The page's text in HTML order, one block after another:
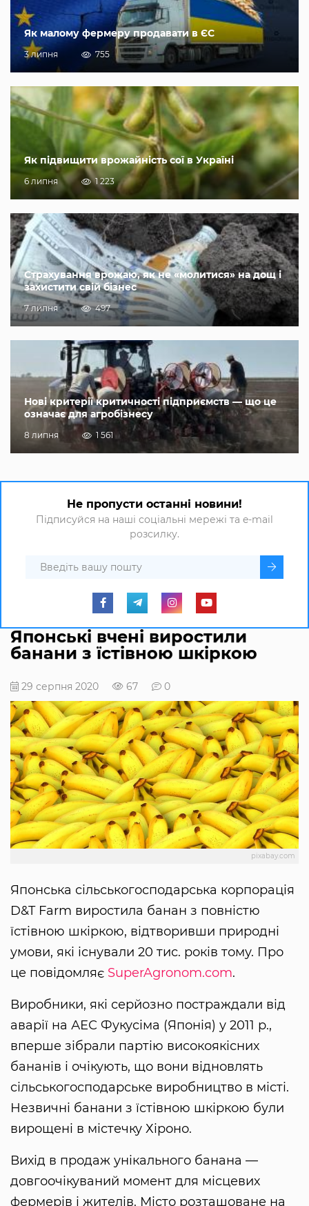
Як малому фермеру продавати в ЄС
3 липня 755
Як підвищити врожайність сої в Україні
6 липня 1 223
Страхування врожаю, як не «молитися» на дощ і
захистити свій бізнес
7 липня 497
Нові критерії критичності підприємств — що це
означає для агробізнесу
8 липня 1 561
Не пропусти останні новини!
Підписуйся на наші соціальні мережі та e-mail
розсилку.
Японські вчені виростили
банани з їстівною шкіркою
29 серпня 2020 67 0
pixabay.com
Японська сільськогосподарська корпорація
D&T Farm виростила банан з повністю
їстівною шкіркою, відтворивши природні
умови, які існували 20 тис. років тому. Про
це повідомляє SuperAgronom.com.
Виробники, які серйозно постраждали від
аварії на АЕС Фукусіма (Японія) у 2011 р.,
вперше зібрали партію високоякісних
бананів і очікують, що вони відновлять
сільськогосподарське виробництво в місті.
Незвичні банани з їстівною шкіркою були
вирощені в містечку Хіроно.
Вихід в продаж унікального банана —
довгоочікуваний момент для місцевих
фермерів і жителів. Місто розташоване на